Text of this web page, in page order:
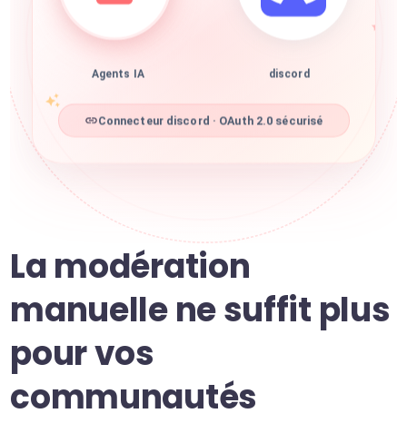
Agents IA discord
Connecteur discord · OAuth 2.0 sécurisé
La modération
manuelle ne suffit plus
pour vos
communautés